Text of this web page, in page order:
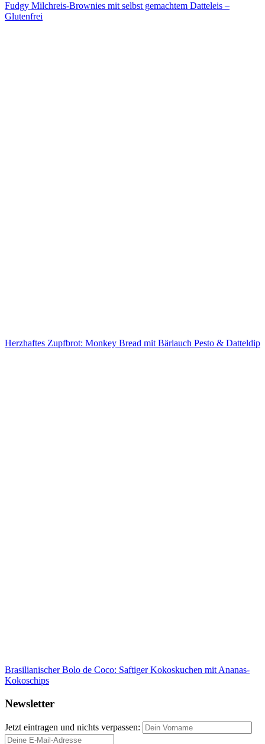
Fudgy Milchreis-Brownies mit selbst gemachtem Datteleis –
Glutenfrei
Herzhaftes Zupfbrot: Monkey Bread mit Bärlauch Pesto & Datteldip
Brasilianischer Bolo de Coco: Saftiger Kokoskuchen mit Ananas-
Kokoschips
Newsletter
Jetzt eintragen und nichts verpassen: